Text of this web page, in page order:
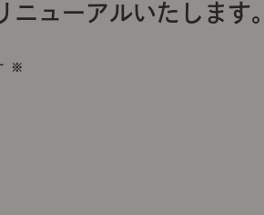
ューアルいたします。
※